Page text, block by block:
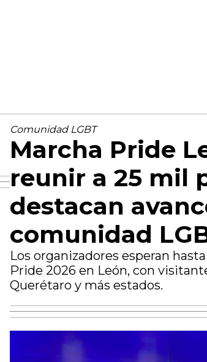
Comunidad LGBT
Marcha Pride
reunir a 25 mil
destacan
comunidad
Los organizadores esperan
Pride 2026 en León, con
Querétaro y más estados.